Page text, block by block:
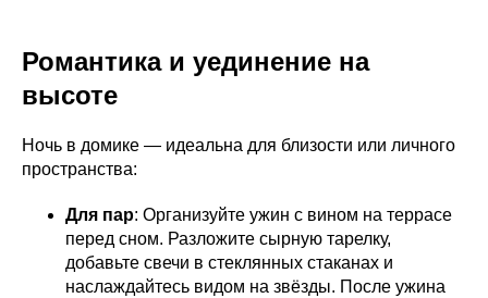
Романтика и уединение на
высоте
Ночь в домике — идеальна для близости или личного
пространства:
Для пар: Организуйте ужин с вином на террасе
перед сном. Разложите сырную тарелку,
добавьте свечи в стеклянных стаканах и
наслаждайтесь видом на звёзды. После ужина